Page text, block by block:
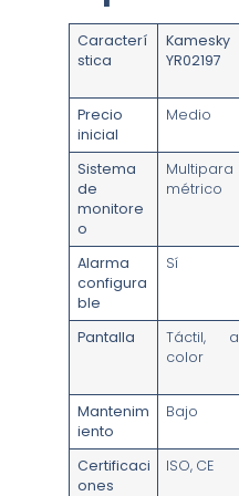
Caracterí
stica
Kamesky
YR02197
Precio
inicial
Medio
Sistema
de
monitore
o
Multipara
métrico
Alarma
configura
ble
Sí
Pantalla
Táctil, a
color
Mantenim
iento
Bajo
Certificaci
ones
ISO, CE